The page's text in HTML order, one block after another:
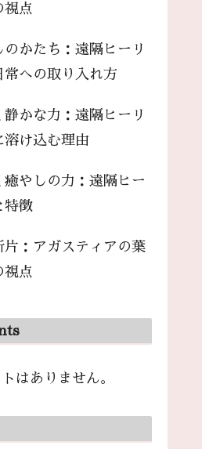
視点
かたち：遠隔ヒーリ
常への取り入れ方
かな力：遠隔ヒーリ
溶け込む理由
やしの力：遠隔ヒー
特徴
片：アガスティアの葉
視点
はありません。